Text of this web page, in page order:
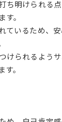
語
生に訪れる変化
きな変化の事例
得る過程とは
ことで得られる
明けられる
。
いるため、
られるよう
。